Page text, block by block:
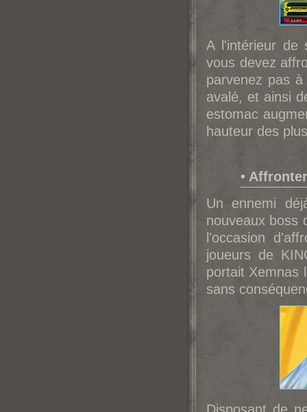
A l'intérieur de
vous devez
parvenez pas
avalé, et ainsi
estomac
hauteur des
•
Un ennemi
nouveaux boss
l'occasion
joueurs de
portait Xemnas
sans